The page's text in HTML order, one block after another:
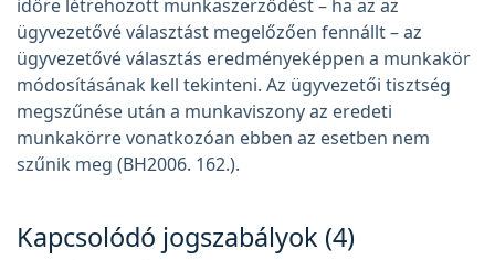
időre létrehozott munkaszerződést – ha az az
ügyvezetővé választást megelőzően fennállt – az
ügyvezetővé választás eredményeképpen a munkakör
módosításának kell tekinteni. Az ügyvezetői tisztség
megszűnése után a munkaviszony az eredeti
munkakörre vonatkozóan ebben az esetben nem
szűnik meg (BH2006. 162.).
Kapcsolódó jogszabályok (4)